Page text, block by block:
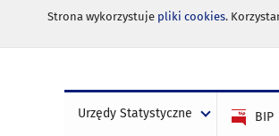
Strona wykorzystuje pliki cookies.
Urzędy Statystyczne BIP